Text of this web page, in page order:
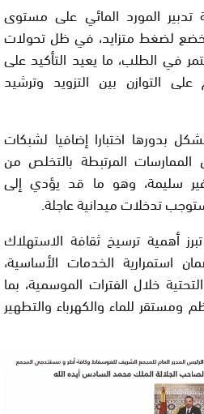
تدبير المورد المائي على مستوى
تخضع لضغط متزايد، في ظل تحولات
في الطلب، ما يعيد التأكيد على
التوازن بين التزويد وترشيد
بدورها اختبارا إضافيا لشبكات
المرتبطة بالتخلص من
سليمة، وهو ما قد يؤدي إلى
تدخلات ميدانية عاجلة.
أهمية ترسيخ ثقافة الاستهلاك
استمرارية الخدمات الأساسية،
خلال الفترات الموسمية، بما
للماء والكهرباء والتطهير